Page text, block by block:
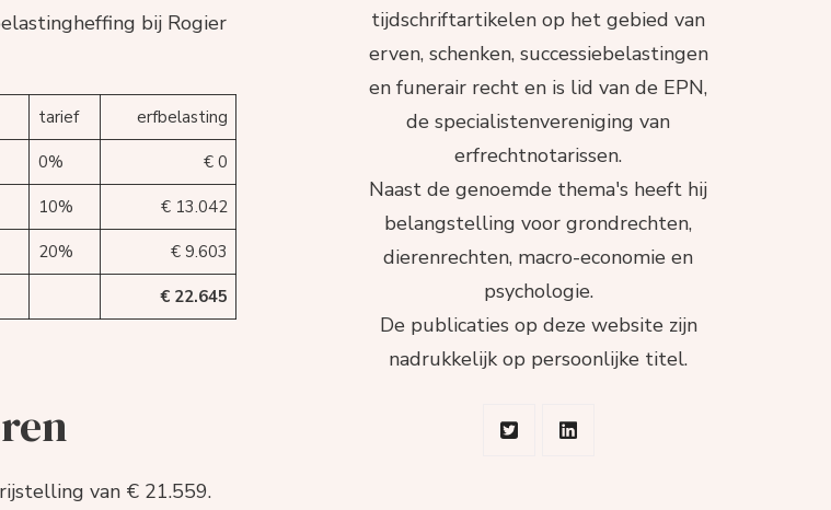
bij Rogier
tarief erfbelasting
0% € 0
10% € 13.042
20% € 9.603
€ 22.645
van € 21.559.
tijdschriftartikelen op het gebied van
erven, schenken, successiebelastingen
en funerair recht en is lid van de EPN,
de specialistenvereniging van
erfrechtnotarissen.
Naast de genoemde thema's heeft hij
belangstelling voor grondrechten,
dierenrechten, macro-economie en
psychologie.
De publicaties op deze website zijn
nadrukkelijk op persoonlijke titel.